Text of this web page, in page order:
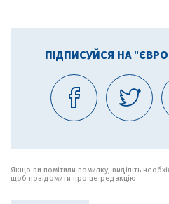
ПІДПИСУЙСЯ НА
Якщо ви помітили помилку, виділіть
щоб повідомити про це редакцію.